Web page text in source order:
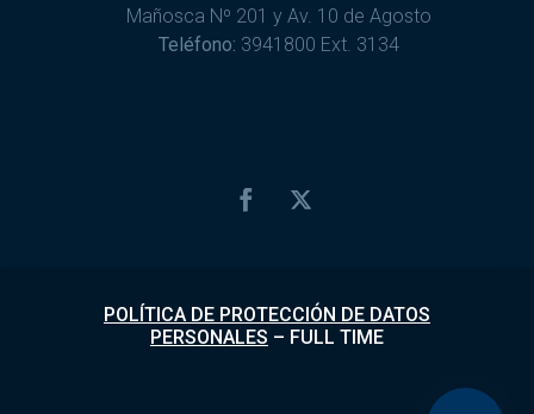
Mañosca Nº 201 y Av. 10 de Agosto
Teléfono: 3941800 Ext. 3134
POLÍTICA DE PROTECCIÓN DE DATOS
PERSONALES – FULL TIME